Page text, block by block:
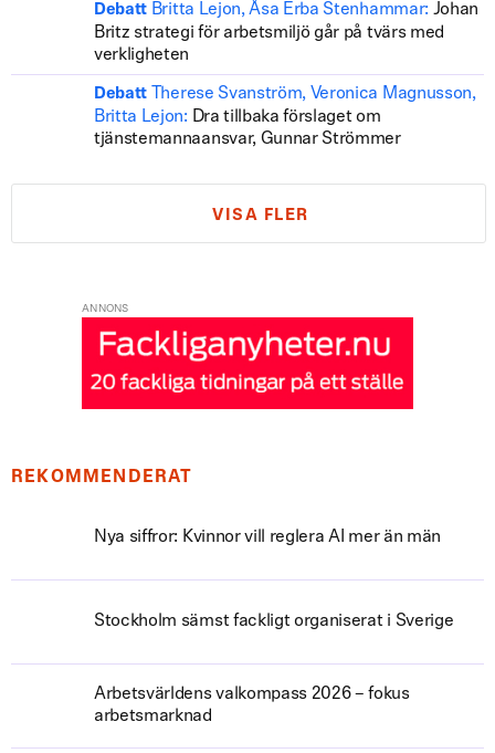
Debatt Britta Lejon, Åsa Erba Stenhammar: Johan
Britz strategi för arbetsmiljö går på tvärs med
verkligheten
Debatt
Therese Svanström, Veronica Magnusson,
Britta Lejon: Dra tillbaka förslaget om
tjänstemannaansvar, Gunnar Strömmer
VISA FLER
ANNONS
REKOMMENDERAT
Nya siffror: Kvinnor vill reglera AI mer än män
Stockholm sämst fackligt organiserat i Sverige
Arbetsvärldens valkompass 2026 – fokus
arbetsmarknad